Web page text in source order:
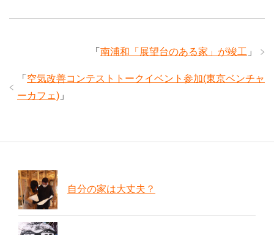
「 南浦和「展望台のある家」が竣工 」
「 空気改善コンテストトークイベント参加(東京ベンチャ
ーカフェ) 」
自分の家は大丈夫？